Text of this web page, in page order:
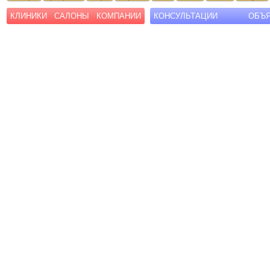
КЛИНИКИ САЛОНЫ КОМПАНИИ КОНСУЛЬТАЦИИ